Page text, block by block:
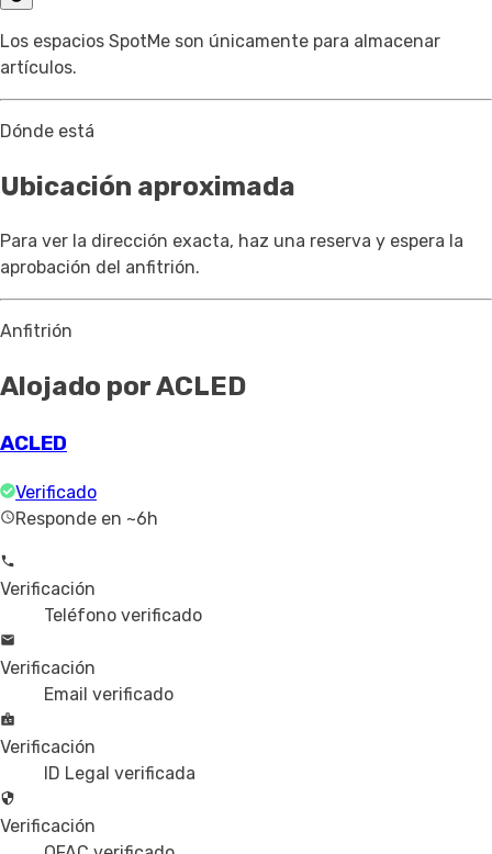
Los espacios SpotMe son únicamente para almacenar
artículos.
Dónde está
Ubicación aproximada
Para ver la dirección exacta, haz una reserva y espera la
aprobación del anfitrión.
Anfitrión
Alojado por ACLED
ACLED
Verificado
Responde en ~6h
Verificación
Teléfono verificado
Verificación
Email verificado
Verificación
ID Legal verificada
Verificación